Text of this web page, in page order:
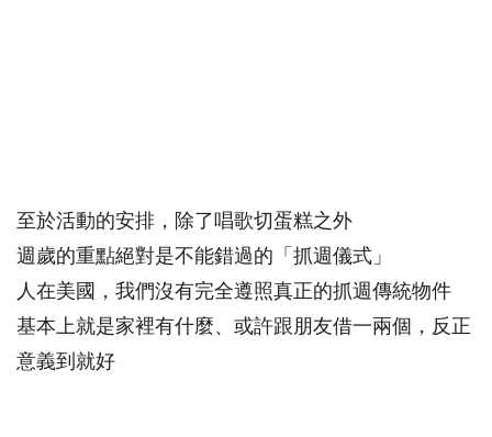
至於活動的安排，除了唱歌切蛋糕之外
週歲的重點絕對是不能錯過的「抓週儀式」
人在美國，我們沒有完全遵照真正的抓週傳統物件
基本上就是家裡有什麼、或許跟朋友借一兩個，反正
意義到就好